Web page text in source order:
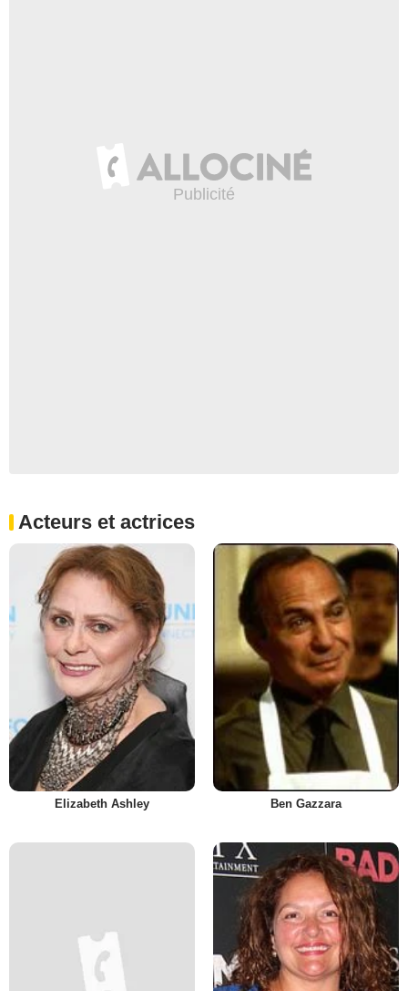
Acteurs et actrices
Elizabeth Ashley Ben Gazzara